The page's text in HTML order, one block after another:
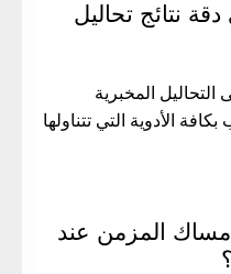
نتائج تحاليل
المخبرية
الأدوية التي تتناولها
المزمن عند